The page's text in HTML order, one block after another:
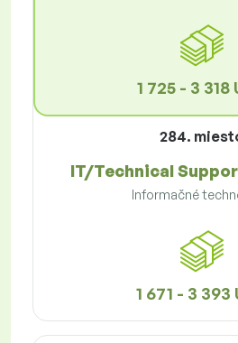
1 725 - 3 318
284.
IT/Technical
Informačné
1 671 - 3 393